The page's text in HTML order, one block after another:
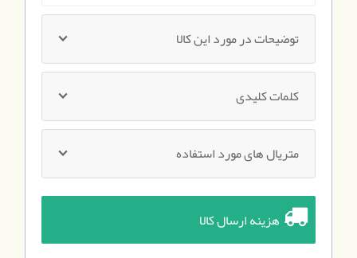
توضیحات در مورد این کالا
کلمات کلیدی
متریال های مورد استفاده
هزینه ارسال کالا